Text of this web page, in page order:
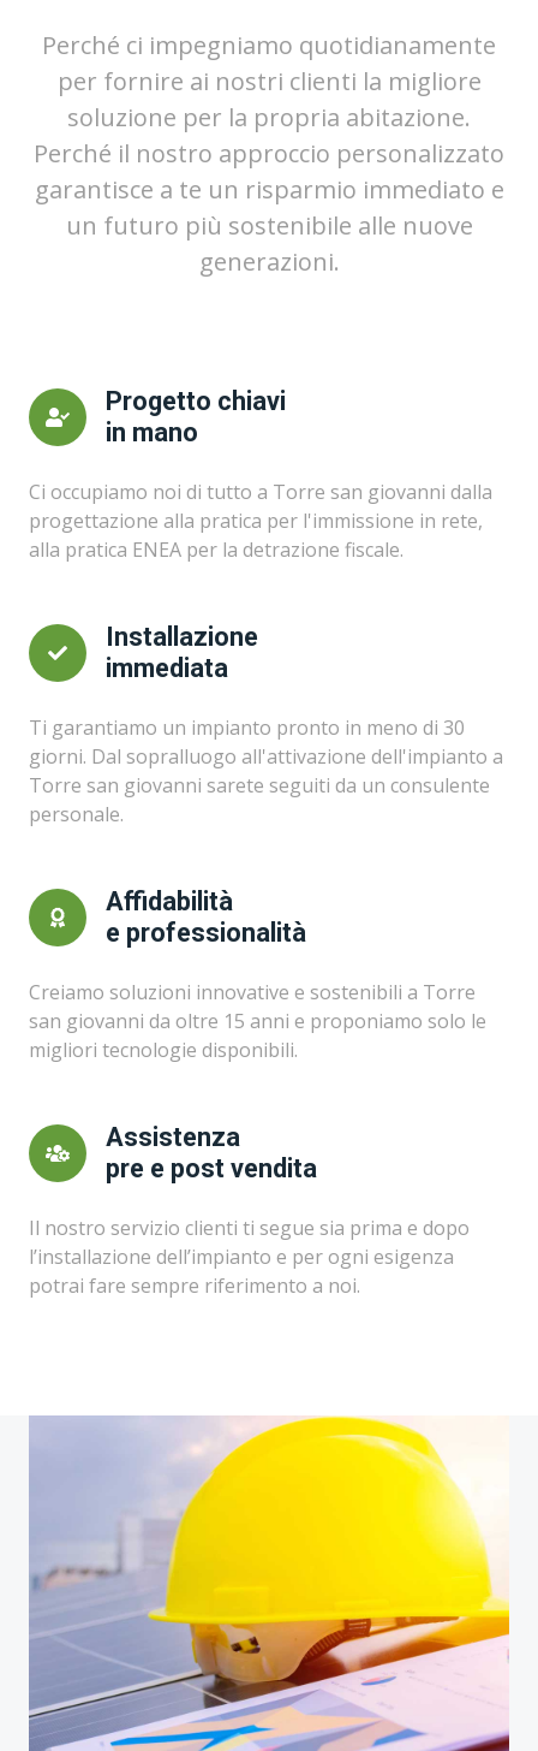
Perché ci impegniamo quotidianamente
per fornire ai nostri clienti la migliore
soluzione per la propria abitazione.
Perché il nostro approccio personalizzato
garantisce a te un risparmio immediato e
un futuro più sostenibile alle nuove
generazioni.
Progetto chiavi
in mano
Ci occupiamo noi di tutto a Torre san giovanni dalla
progettazione alla pratica per l'immissione in rete,
alla pratica ENEA per la detrazione fiscale.
Installazione
immediata
Ti garantiamo un impianto pronto in meno di 30
giorni. Dal sopralluogo all'attivazione dell'impianto a
Torre san giovanni sarete seguiti da un consulente
personale.
Affidabilità
e professionalità
Creiamo soluzioni innovative e sostenibili a Torre
san giovanni da oltre 15 anni e proponiamo solo le
migliori tecnologie disponibili.
Assistenza
pre e post vendita
Il nostro servizio clienti ti segue sia prima e dopo
l’installazione dell’impianto e per ogni esigenza
potrai fare sempre riferimento a noi.